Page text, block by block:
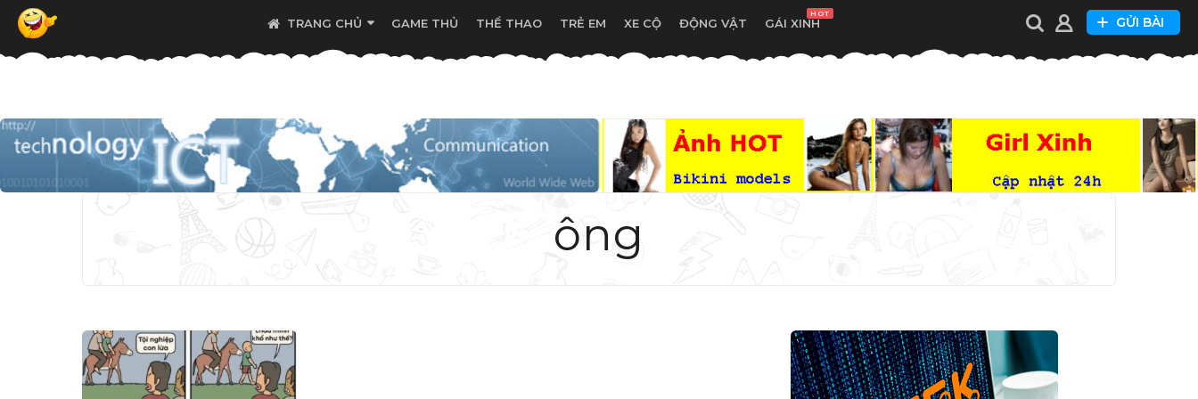
GỬI BÀI
TRANG CHỦ GAME THỦ THỂ THAO TRẺ EM XE CỘ ĐỘNG VẬT GÁI XINH
HOT
ông